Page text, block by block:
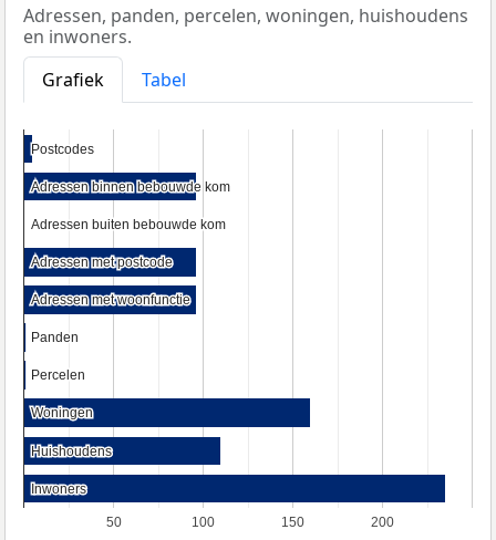
Adressen, panden, percelen, woningen, huishoudens
en inwoners.
Grafiek
Tabel
50 100 150 200
Postcodes
Postcodes
Adressen binnen bebouwde kom
Adressen binnen bebouwde kom
Adressen buiten bebouwde kom
Adressen buiten bebouwde kom
Adressen met postcode
Adressen met postcode
Adressen met woonfunctie
Adressen met woonfunctie
Panden
Panden
Percelen
Percelen
Woningen
Woningen
Huishoudens
Huishoudens
Inwoners
Inwoners